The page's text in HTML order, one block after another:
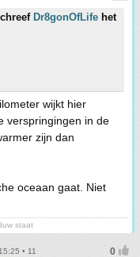
Dr8gonOfLife het
wijkt hier
verspringingen in de
zijn dan
oceaan gaat. Niet
staat
• 11